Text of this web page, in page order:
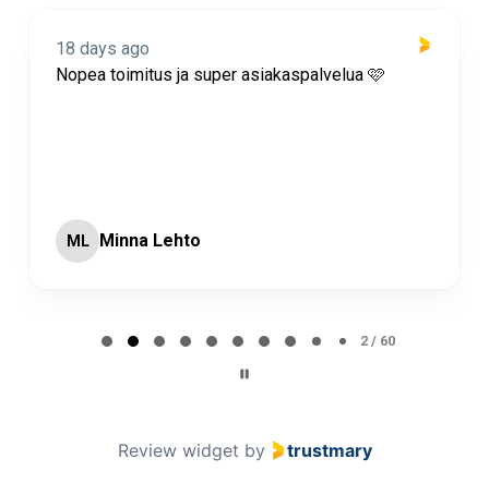
18 days ago
Nopea toimitus ja super asiakaspalvelua 🩷
ML Minna Lehto
2 / 60
Review widget by trustmary